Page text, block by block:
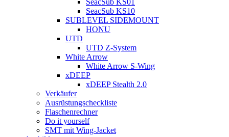
SeacSub KS01
SeacSub KS10
SUBLEVEL SIDEMOUNT
HONU
UTD
UTD Z-System
White Arrow
White Arrow S-Wing
xDEEP
xDEEP Stealth 2.0
Verkäufer
Ausrüstungscheckliste
Flaschenrechner
Do it yourself
SMT mit Wing-Jacket